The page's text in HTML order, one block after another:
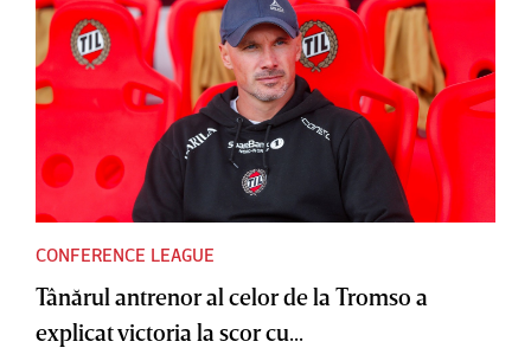
CONFERENCE LEAGUE
Tânărul antrenor al celor de la Tromso a
explicat victoria la scor cu...